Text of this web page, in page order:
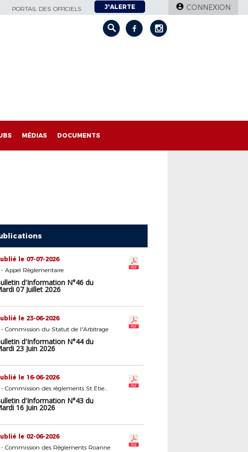
PORTAIL DES OFFICIELS J'ALERTE CONNEXION
MÉDIAS DOCUMENTS
le 07-07-2026
- Appel Règlementaire
d'Information N°46 du
07 Juillet 2026
le 23-06-2026
- Commission du Statut de l'Arbitrage
d'Information N°44 du
23 Juin 2026
le 16-06-2026
5 - Commission des règlements St Etienne
d'Information N°43 du
16 Juin 2026
le 02-06-2026
- Commission des Règlements Roanne